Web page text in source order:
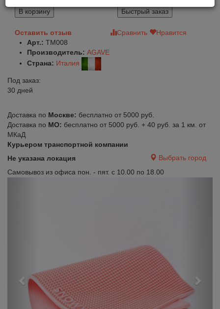
В корзину
Быстрый заказ
Оставить отзыв Сравнить
Нравится
Арт.: TM008
Производитель: AGAVE
Страна: Италия
Под заказ:
30 дней
Доставка по Москве: бесплатно от 5000 руб.
Доставка по МО: бесплатно от 5000 руб. + 40 руб. за 1 км. от
МКаД
Курьером транспортной компании
Не указана локация
Выбрать город
Самовывоз из офиса пон. - пят. с 10.00 по 18.00